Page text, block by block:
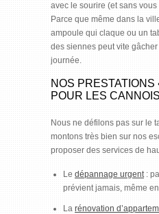
avec le sourire (et sans
Parce que même dans la
ampoule qui claque ou un
des siennes peut vite
journée.
NOS PRESTATIONS
POUR LES CANNOIS
Nous ne défilons pas sur le
montons très bien sur nos
proposer des services de
Le dépannage urgent:
prévient jamais, même
La rénovation